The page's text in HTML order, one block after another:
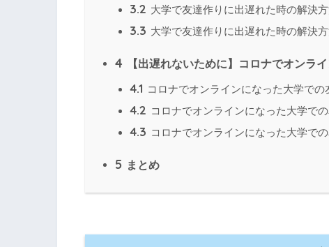
3.2 大学で友達作りに出遅れた時の解決
3.3 大学で友達作りに出遅れた時の解決
4 【出遅れないために】コロナでオンラ
4.1 コロナでオンラインになった大学で
4.2 コロナでオンラインになった大学で
4.3 コロナでオンラインになった大学で
5 まとめ